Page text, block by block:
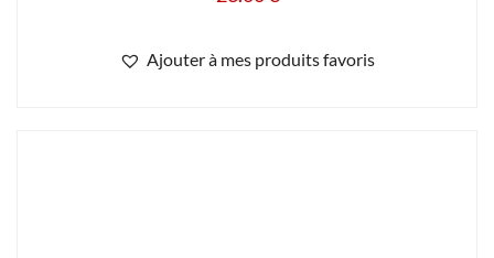
Ajouter à mes produits favoris